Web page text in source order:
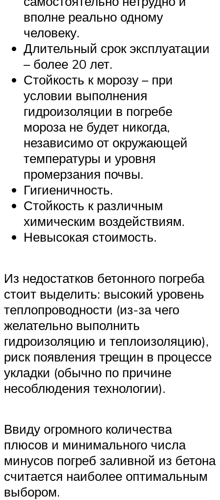
вполне реально одному
человеку.
Длительный срок эксплуатации
– более 20 лет.
Стойкость к морозу – при
условии выполнения
гидроизоляции в погребе
мороза не будет никогда,
независимо от окружающей
температуры и уровня
промерзания почвы.
Гигиеничность.
Стойкость к различным
химическим воздействиям.
Невысокая стоимость.
Из недостатков бетонного погреба
стоит выделить: высокий уровень
теплопроводности (из-за чего
желательно выполнить
гидроизоляцию и теплоизоляцию),
риск появления трещин в процессе
укладки (обычно по причине
несоблюдения технологии).
Ввиду огромного количества
плюсов и минимального числа
минусов погреб заливной из бетона
считается наиболее оптимальным
выбором.